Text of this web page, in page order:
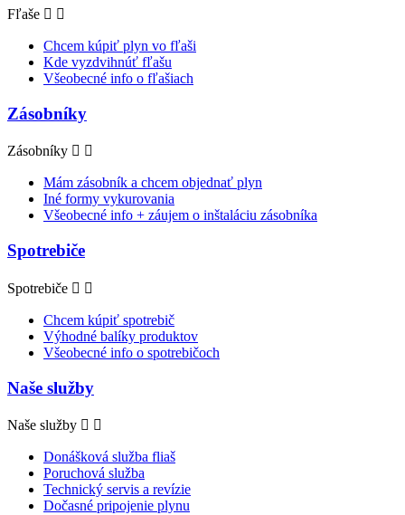
Fľaše  
Chcem kúpiť plyn vo fľaši
Kde vyzdvihnúť fľašu
Všeobecné info o fľašiach
Zásobníky
Zásobníky  
Mám zásobník a chcem objednať plyn
Iné formy vykurovania
Všeobecné info + záujem o inštaláciu zásobníka
Spotrebiče
Spotrebiče  
Chcem kúpiť spotrebič
Výhodné balíky produktov
Všeobecné info o spotrebičoch
Naše služby
Naše služby  
Donášková služba fliaš
Poruchová služba
Technický servis a revízie
Dočasné pripojenie plynu